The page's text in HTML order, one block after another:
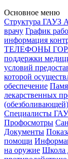
Основное меню
Структура ГАУЗ
врачу График
информация
ТЕЛЕФОНЫ
поддержки
условий
которой
обеспечение
лекарственных
Специалисты
Профосмотры
Документы
помощи
на оружие Школа